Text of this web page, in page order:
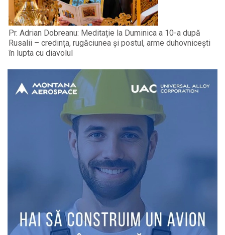
Pr. Adrian Dobreanu: Meditație la Duminica a 10-a după
Rusalii – credința, rugăciunea și postul, arme duhovnicești
în lupta cu diavolul